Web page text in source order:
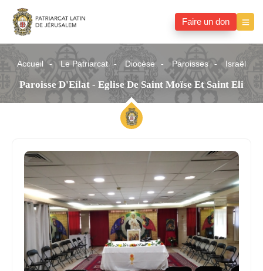
Faire un don
Accueil Le Patriarcat Diocèse Paroisses Israël
Paroisse D'Eilat - Eglise De Saint Moïse Et Saint Eli